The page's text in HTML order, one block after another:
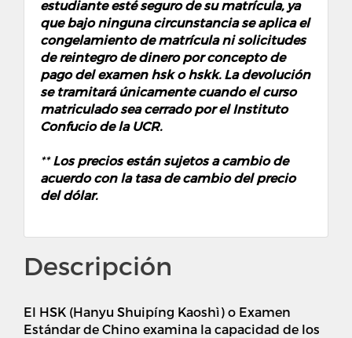
estudiante esté seguro de su matrícula, ya
que bajo ninguna circunstancia se aplica el
congelamiento de matrícula ni solicitudes
dereintegro de dinero por concepto de
pago del examen hsk o hskk. La devolución
se tramitará únicamente cuando el curso
matriculado sea cerrado por el Instituto
Confucio de la UCR.
**Los precios están sujetos a cambio de
acuerdo con la tasa de cambio del precio
del dólar.
Descripción
El HSK (Hanyu Shuipíng Kaoshì) o Examen
Estándar de Chino examina la capacidad de los